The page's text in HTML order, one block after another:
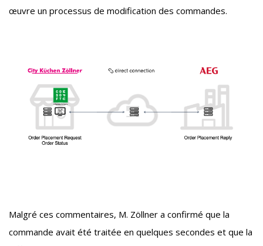
œuvre un processus de modification des commandes.
Malgré ces commentaires, M. Zöllner a confirmé que la
commande avait été traitée en quelques secondes et que la